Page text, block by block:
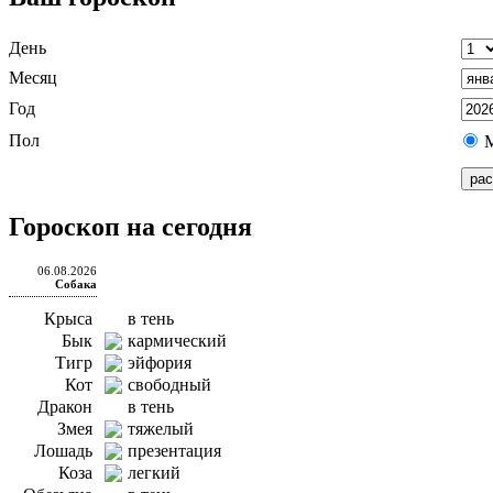
День
Месяц
Год
Пол
Гороскоп на сегодня
06.08.2026
Собака
Крыса
в тень
Бык
кармический
Тигр
эйфория
Кот
свободный
Дракон
в тень
Змея
тяжелый
Лошадь
презентация
Коза
легкий